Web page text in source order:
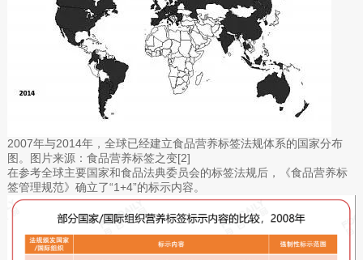
2007年与2014年，全球已经建立食品营养标签法规体系的国家分布
图。图片来源：食品营养标签之变[2]
在参考全球主要国家和食品法典委员会的标签法规后，《食品营养标
签管理规范》确立了“1+4”的标示内容。